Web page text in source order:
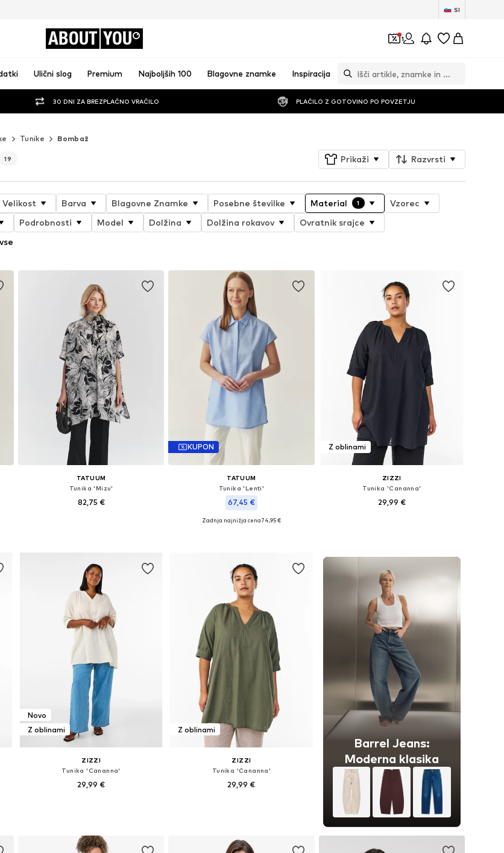
SI
ABOUT YOU 1
Ulični slog Premium Najboljših 100 Blagovne znamke Inspiracija
30 DNI ZA BREZPLAČNO VRAČILO PLAČILO Z GOTOVINO PO POVZETJU
Tunike Bombaž
19 Prikaži Razvrsti
Velikost Barva Blagovne Znamke Posebne številke Material 1
Vzorec
Podrobnosti Model Dolžina Dolžina rokavov
Ovratnik srajce
TATUUM
Tunika 'Mizu'
82,75 €
KUPON
TATUUM
Tunika 'Lenti'
67,45 €
Na voljo v različnih velikostih
Zadnja najnižja cena74,95 €
Z oblinami
ZIZZI
Tunika 'Cananna'
29,99 €
Novo
Z oblinami
ZIZZI
Tunika 'Cananna'
29,99 €
Z oblinami
ZIZZI
Tunika 'Cananna'
29,99 €
Barrel Jeans:
Moderna klasika